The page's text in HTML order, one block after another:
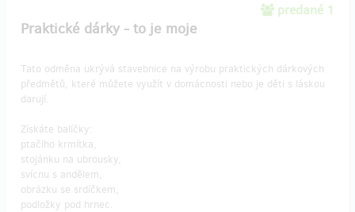
predané 1
Praktické dárky - to je moje
Tato odměna ukrývá stavebnice na výrobu praktických dárkových
předmětů, které můžete využít v domácnosti nebo je děti s láskou
darují.
Získáte balíčky:
ptačího krmítka,
stojánku na ubrousky,
svícnu s andělem,
obrázku se srdíčkem,
podložky pod hrnec.